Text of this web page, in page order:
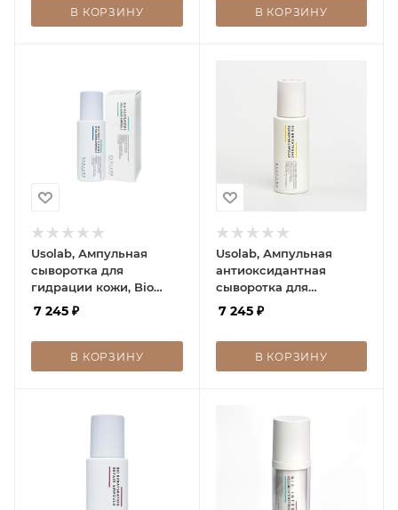
В КОРЗИНУ В КОРЗИНУ
Usolab, Ампульная
сыворотка для
гидрации кожи, Bio
Moisturizing Hyaluron
7 245 ₽
В КОРЗИНУ
Usolab, Ампульная
антиоксидантная
сыворотка для
выравнивания тона
7 245₽
В КОРЗИНУ